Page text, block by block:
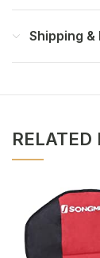
Shipping &
RELATED